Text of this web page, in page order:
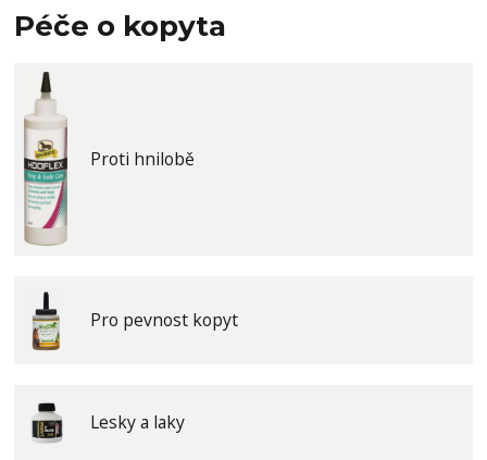
Péče o kopyta
Proti hnilobě
Pro pevnost kopyt
Lesky a laky